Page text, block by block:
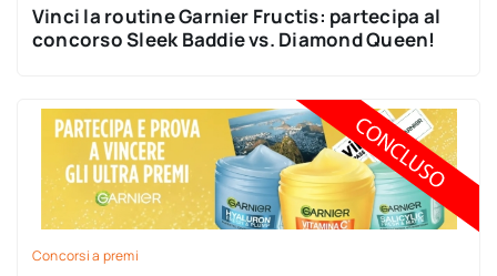
Vinci la routine Garnier Fructis: partecipa al
concorso Sleek Baddie vs. Diamond Queen!
Concorsi a premi